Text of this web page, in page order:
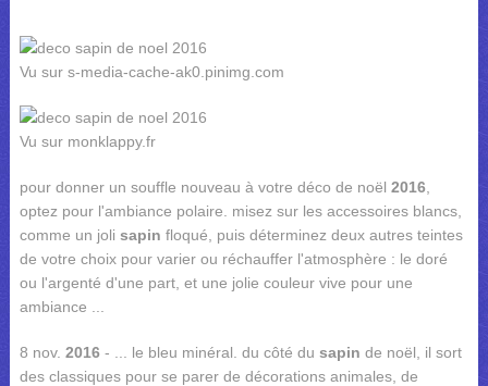
Vu sur s-media-cache-ak0.pinimg.com
Vu sur monklappy.fr
pour donner un souffle nouveau à votre déco de noël 2016,
optez pour l'ambiance polaire. misez sur les accessoires blancs,
comme un joli sapin floqué, puis déterminez deux autres teintes
de votre choix pour varier ou réchauffer l'atmosphère : le doré
ou l'argenté d'une part, et une jolie couleur vive pour une
ambiance ...
8 nov. 2016- ... le bleu minéral. du côté du sapin de noël, il sort
des classiques pour se parer de décorations animales, de